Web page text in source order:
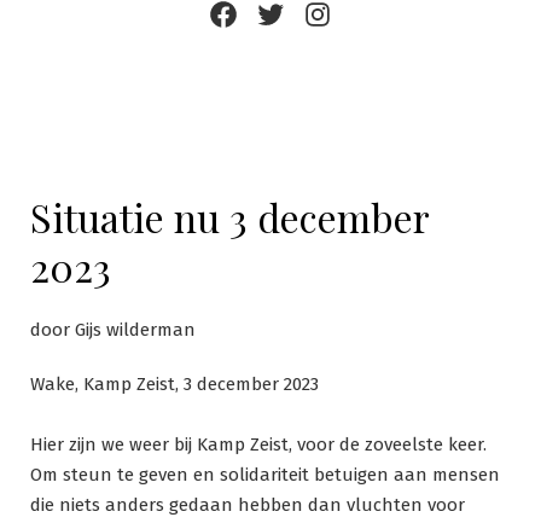
FacebookTwitterInstagram
Situatie nu 3 december
2023
door Gijs wilderman
Wake, Kamp Zeist, 3 december 2023
Hier zijn we weer bij Kamp Zeist, voor de zoveelste keer.
Om steun te geven en solidariteit betuigen aan mensen
die niets anders gedaan hebben dan vluchten voor